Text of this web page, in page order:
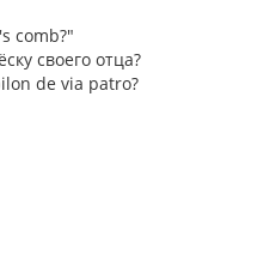
comb?"
своего отца?
de via patro?